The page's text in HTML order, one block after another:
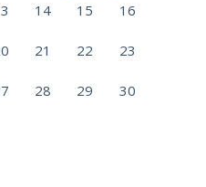
14 15 16
21 22 23
28 29 30